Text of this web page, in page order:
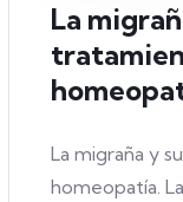
La
La migraña y
homeopatía.